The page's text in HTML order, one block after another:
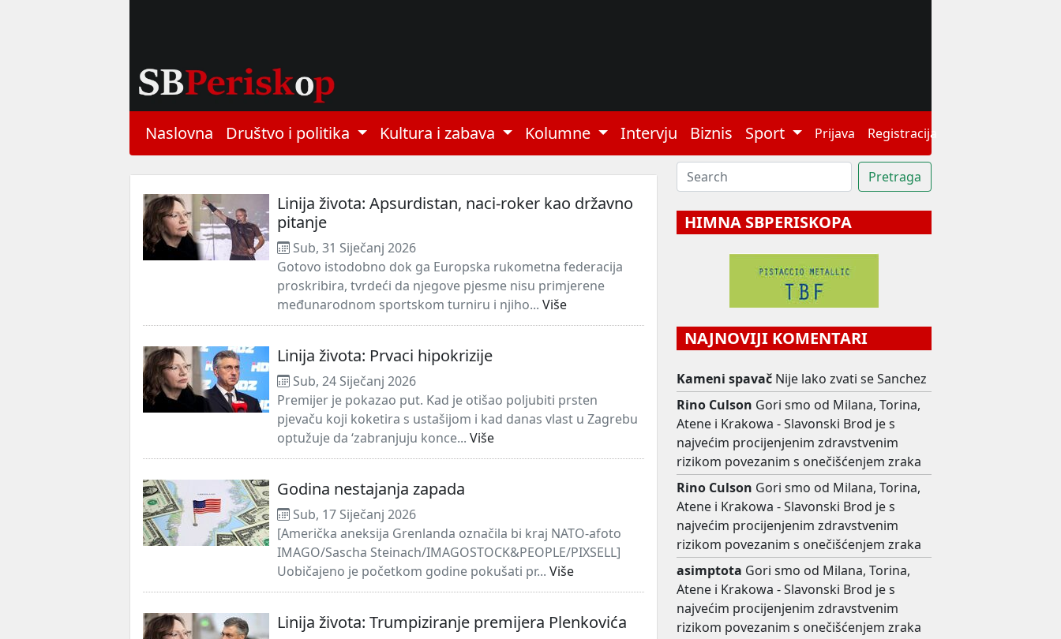
Naslovna Društvo i politika Kultura i zabava Kolumne Intervju Biznis Sport Prijava Registracija
Linija života: Apsurdistan, naci-roker kao državno
pitanje
Sub, 31 Siječanj 2026
Gotovo istodobno dok ga Europska rukometna federacija
proskribira, tvrdeći da njegove pjesme nisu primjerene
međunarodnom sportskom turniru i njiho... Više
Linija života: Prvaci hipokrizije
Sub, 24 Siječanj 2026
Premijer je pokazao put. Kad je otišao poljubiti prsten
pjevaču koji koketira s ustašijom i kad danas vlast u Zagrebu
optužuje da ‘zabranjuju konce... Više
Godina nestajanja zapada
Sub, 17 Siječanj 2026
[Američka aneksija Grenlanda označila bi kraj NATO-afoto
IMAGO/Sascha Steinach/IMAGOSTOCK&PEOPLE/PIXSELL]
Uobičajeno je početkom godine pokušati pr... Više
Linija života: Trumpiziranje premijera Plenkovića
HIMNA SBPERISKOPA
NAJNOVIJI KOMENTARI
Kameni spavač Nije lako zvati se Sanchez
Rino Culson Gori smo od Milana, Torina,
Atene i Krakowa - Slavonski Brod je s
najvećim procijenjenim zdravstvenim
rizikom povezanim s onečišćenjem zraka
Rino Culson Gori smo od Milana, Torina,
Atene i Krakowa - Slavonski Brod je s
najvećim procijenjenim zdravstvenim
rizikom povezanim s onečišćenjem zraka
asimptota Gori smo od Milana, Torina,
Atene i Krakowa - Slavonski Brod je s
najvećim procijenjenim zdravstvenim
rizikom povezanim s onečišćenjem zraka